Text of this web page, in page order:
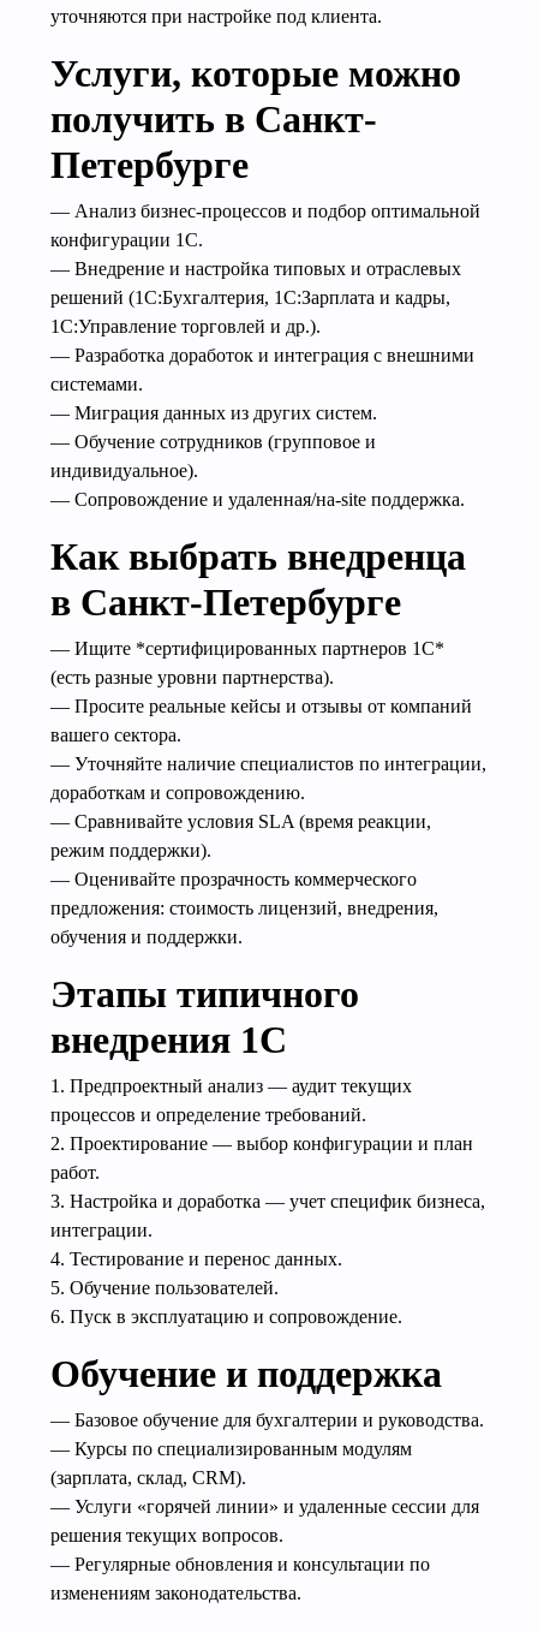
уточняются при настройке под клиента.
Услуги, которые можно
получить в Санкт-
Петербурге
— Анализ бизнес-процессов и подбор оптимальной
конфигурации 1С.
— Внедрение и настройка типовых и отраслевых
решений (1С:Бухгалтерия, 1С:Зарплата и кадры,
1С:Управление торговлей и др.).
— Разработка доработок и интеграция с внешними
системами.
— Миграция данных из других систем.
— Обучение сотрудников (групповое и
индивидуальное).
— Сопровождение и удаленная/на-site поддержка.
Как выбрать внедренца
в Санкт-Петербурге
— Ищите *сертифицированных партнеров 1С*
(есть разные уровни партнерства).
— Просите реальные кейсы и отзывы от компаний
вашего сектора.
— Уточняйте наличие специалистов по интеграции,
доработкам и сопровождению.
— Сравнивайте условия SLA (время реакции,
режим поддержки).
— Оценивайте прозрачность коммерческого
предложения: стоимость лицензий, внедрения,
обучения и поддержки.
Этапы типичного
внедрения 1С
1. Предпроектный анализ — аудит текущих
процессов и определение требований.
2. Проектирование — выбор конфигурации и план
работ.
3. Настройка и доработка — учет специфик бизнеса,
интеграции.
4. Тестирование и перенос данных.
5. Обучение пользователей.
6. Пуск в эксплуатацию и сопровождение.
Обучение и поддержка
— Базовое обучение для бухгалтерии и руководства.
— Курсы по специализированным модулям
(зарплата, склад, CRM).
— Услуги «горячей линии» и удаленные сессии для
решения текущих вопросов.
— Регулярные обновления и консультации по
изменениям законодательства.